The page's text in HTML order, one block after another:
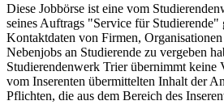
Diese Jobbörse ist eine vom
seines Auftrags "Service für Studierende"
Kontaktdaten von Firmen,
Nebenjobs an Studierende zu vergeben
Studierendenwerk Trier übernimmt keine
vom Inserenten übermittelten Inhalt der
Pflichten, die aus dem Bereich des